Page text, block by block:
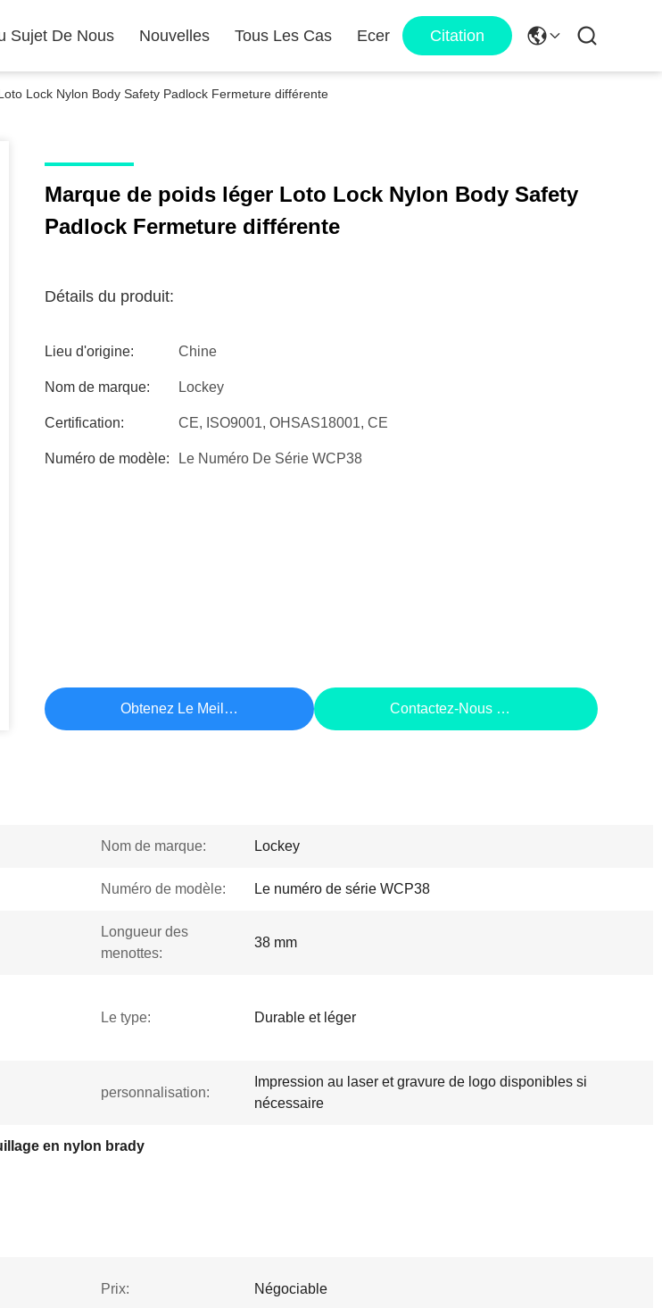
Sujet De Nous Nouvelles Tous Les Cas Ecer Citation
Lock Nylon Body Safety Padlock Fermeture différente
Marque de poids léger Loto Lock Nylon Body Safety
Padlock Fermeture différente
Détails du produit:
Lieu d'origine: Chine
Nom de marque: Lockey
Certification: CE, ISO9001, OHSAS18001, CE
Numéro de modèle: Le Numéro De Série WCP38
Obtenez Le Meilleur Prix Contactez-Nous Maintenant
Nom de marque: Lockey
Numéro de modèle: Le numéro de série WCP38
Longueur des
menottes:
38 mm
Le type: Durable et léger
personnalisation:
Impression au laser et gravure de logo disponibles si
nécessaire
en nylon brady
Prix: Négociable